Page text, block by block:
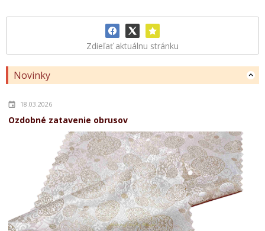
Zdieľať aktuálnu stránku
Novinky
18.03.2026
Ozdobné zatavenie obrusov